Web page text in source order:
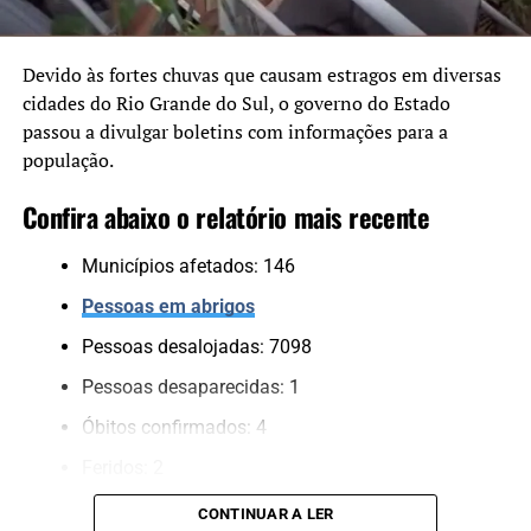
“Temos muito cuidado com
a aplicação dos recursos.
Cada projeto é analisado
tecnicamente e validado
pelo Comitê Científico,
para assegurar que
estamos financiando
soluções consistentes e
que protejam a população”,
completou.
O hidrojateamento permitirá a limpeza e desobstrução
Devido às fortes chuvas que causam estragos em diversas
cidades do Rio Grande do Sul, o governo do Estado
passou a divulgar boletins com informações para a
população.
Confira abaixo o relatório mais recente
Municípios afetados: 146
Pessoas em abrigos
Pessoas desalojadas: 7098
Pessoas desaparecidas: 1
Óbitos confirmados: 4
Pessoas resgatadas*: 733
CONTINUAR A LER